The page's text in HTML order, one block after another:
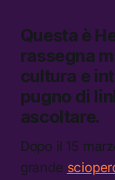
Questa è
rassegna
cultura e
pugno di
ascoltare.
Dopo il 15
grande